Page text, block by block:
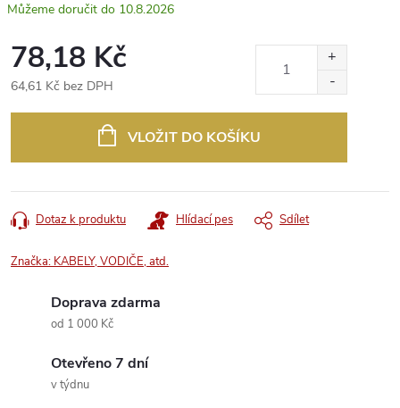
10.8.2026
78,18 Kč
64,61 Kč bez DPH
VLOŽIT DO KOŠÍKU
Dotaz k produktu Hlídací pes Sdílet
Značka: KABELY, VODIČE, atd.
Doprava zdarma
od 1 000 Kč
Otevřeno 7 dní
v týdnu